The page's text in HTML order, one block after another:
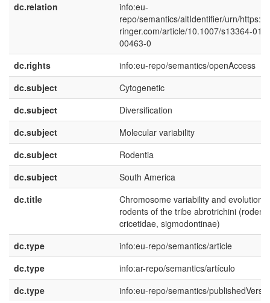
dc.relation
info:eu-
repo/semantics/altIdentifier/urn/https://
ringer.com/article/10.1007/s13364-019-
00463-0
dc.rights
info:eu-repo/semantics/openAccess
dc.subject
Cytogenetic
dc.subject
Diversification
dc.subject
Molecular variability
dc.subject
Rodentia
dc.subject
South America
dc.title
Chromosome variability and evolution
rodents of the tribe abrotrichini
cricetidae, sigmodontinae)
dc.type
info:eu-repo/semantics/article
dc.type
info:ar-repo/semantics/artículo
dc.type
info:eu-repo/semantics/